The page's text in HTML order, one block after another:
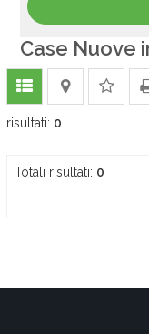
Case Nuove
risultati: 0
Totali risultati: 0